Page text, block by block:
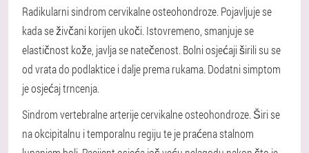
Radikularni sindrom cervikalne osteohondroze. Pojavljuje se
kada se živčani korijen ukoči. Istovremeno, smanjuje se
elastičnost kože, javlja se natečenost. Bolni osjećaji širili su se
od vrata do podlaktice i dalje prema rukama. Dodatni simptom
je osjećaj trncenja.
Sindrom vertebralne arterije cervikalne osteohondroze. Širi se
na okcipitalnu i temporalnu regiju te je praćena stalnom